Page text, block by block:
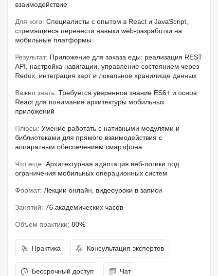
взаимодействие
Для кого: Специалисты с опытом в React и JavaScript,
стремящиеся перенести навыки web-разработки на
мобильные платформы
Результат: Приложение для заказа еды: реализация REST
API, настройка навигации, управление состоянием через
Redux, интеграция карт и локальное хранилище данных
Важно знать: Требуется уверенное знание ES6+ и основ
React для понимания архитектуры мобильных
приложений
Плюсы: Умение работать с нативными модулями и
библиотеками для прямого взаимодействия с
аппаратным обеспечением смартфона
Что еще: Архитектурная адаптация веб-логики под
ограничения мобильных операционных систем
Формат: Лекции онлайн, видеоуроки в записи
Занятий: 76 академических часов
Объем практики: 80%
Практика Консультация экспертов
Бессрочный доступ Чат